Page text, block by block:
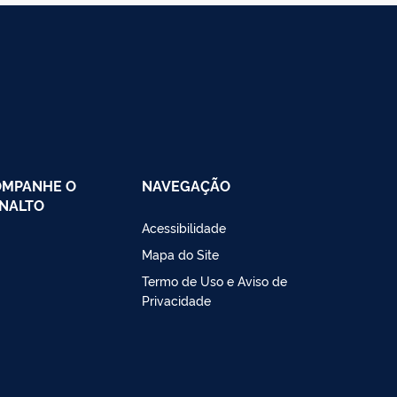
O
NAVEGAÇÃO
Acessibilidade
Mapa do Site
Termo de Uso e Aviso de
Privacidade